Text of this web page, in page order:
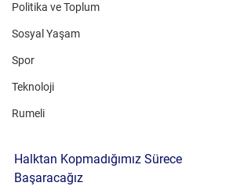
Politika ve Toplum
Sosyal Yaşam
Spor
Teknoloji
Rumeli
Halktan Kopmadığımız Sürece
Başaracağız